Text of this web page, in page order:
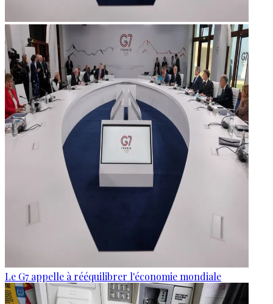
Le G7 appelle à rééquilibrer l'économie mondiale